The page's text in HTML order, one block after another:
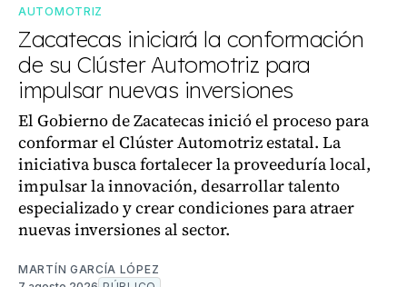
AUTOMOTRIZ
Zacatecas iniciará la conformación
de su Clúster Automotriz para
impulsar nuevas inversiones
El Gobierno de Zacatecas inició el proceso para
conformar el Clúster Automotriz estatal. La
iniciativa busca fortalecer la proveeduría local,
impulsar la innovación, desarrollar talento
especializado y crear condiciones para atraer
nuevas inversiones al sector.
MARTÍN GARCÍA LÓPEZ